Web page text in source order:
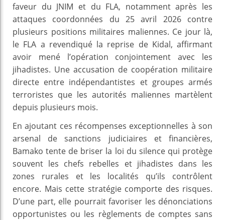
faveur du JNIM et du FLA, notamment après les
attaques coordonnées du 25 avril 2026 contre
plusieurs positions militaires maliennes. Ce jour là,
le FLA a revendiqué la reprise de Kidal, affirmant
avoir mené l’opération conjointement avec les
jihadistes. Une accusation de coopération militaire
directe entre indépendantistes et groupes armés
terroristes que les autorités maliennes martèlent
depuis plusieurs mois.
En ajoutant ces récompenses exceptionnelles à son
arsenal de sanctions judiciaires et financières,
Bamako tente de briser la loi du silence qui protège
souvent les chefs rebelles et jihadistes dans les
zones rurales et les localités qu’ils contrôlent
encore. Mais cette stratégie comporte des risques.
D’une part, elle pourrait favoriser les dénonciations
opportunistes ou les règlements de comptes sans